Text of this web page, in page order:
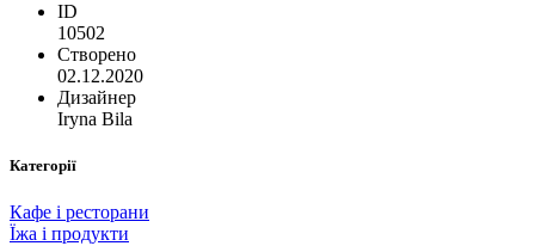
ID
10502
Створено
02.12.2020
Дизайнер
Iryna Bila
Категорії
Кафе і ресторани
Їжа і продукти